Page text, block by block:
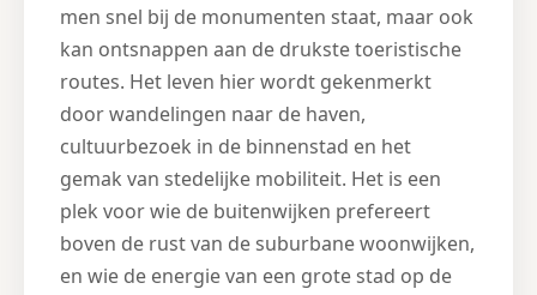
men snel bij de monumenten staat, maar ook
kan ontsnappen aan de drukste toeristische
routes. Het leven hier wordt gekenmerkt
door wandelingen naar de haven,
cultuurbezoek in de binnenstad en het
gemak van stedelijke mobiliteit. Het is een
plek voor wie de buitenwijken prefereert
boven de rust van de suburbane woonwijken,
en wie de energie van een grote stad op de